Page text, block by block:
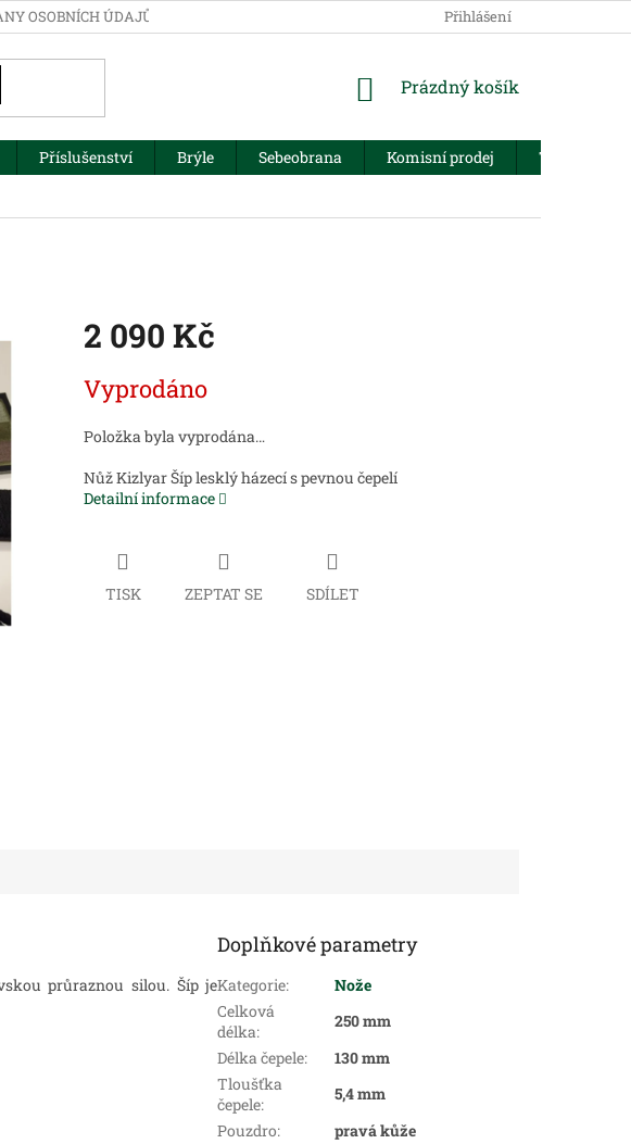
OSOBNÍCH ÚDAJŮ Přihlášení
NÁKUPNÍ
Prázdný košík
Příslušenství Brýle Sebeobrana Komisní prodej
Trezory
2 090 Kč
cena:
Vyprodáno
Položka byla vyprodána…
Nůž Kizlyar Šíp lesklý házecí s pevnou čepelí
Detailní informace
TISK ZEPTAT SE SDÍLET
průraznou silou. Šíp je
Doplňkové parametry
Kategorie:
Nože
Celková
délka:
250 mm
Délka čepele:
130 mm
Tloušťka
čepele:
5,4 mm
Pouzdro:
pravá kůže